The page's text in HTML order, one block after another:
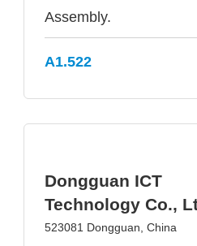
Assembly.
A1.522
Dongguan ICT
Technology Co.,
523081 Dongguan, China